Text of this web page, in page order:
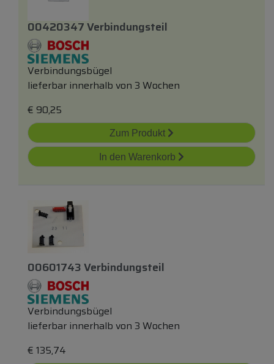
00420347 Verbindungsteil
Verbindungsbügel
lieferbar innerhalb von 3 Wochen
€ 90,25
Zum Produkt
In den Warenkorb
00601743 Verbindungsteil
Verbindungsbügel
lieferbar innerhalb von 3 Wochen
€ 135,74